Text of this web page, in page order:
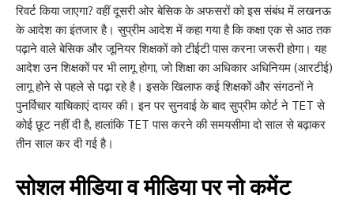
रिवर्ट किया जाएगा? वहीं दूसरी ओर बेसिक के अफसरों को इस संबंध में लखनऊ
के आदेश का इंतजार है। सुप्रीम आदेश में कहा गया है कि कक्षा एक से आठ तक
पढ़ाने वाले बेसिक और जूनियर शिक्षकों को टीईटी पास करना जरूरी होगा। यह
आदेश उन शिक्षकों पर भी लागू होगा, जो शिक्षा का अधिकार अधिनियम (आरटीई)
लागू होने से पहले से पढ़ा रहे है। इसके खिलाफ कई शिक्षकों और संगठनों ने
पुनर्विचार याचिकाएं दायर की। इन पर सुनवाई के बाद सुप्रीम कोर्ट ने TET से
कोई छूट नहीं दी है, हालांकि TET पास करने की समयसीमा दो साल से बढ़ाकर
तीन साल कर दी गई है।
सोशल मीडिया व मीडिया पर नो कमेंट